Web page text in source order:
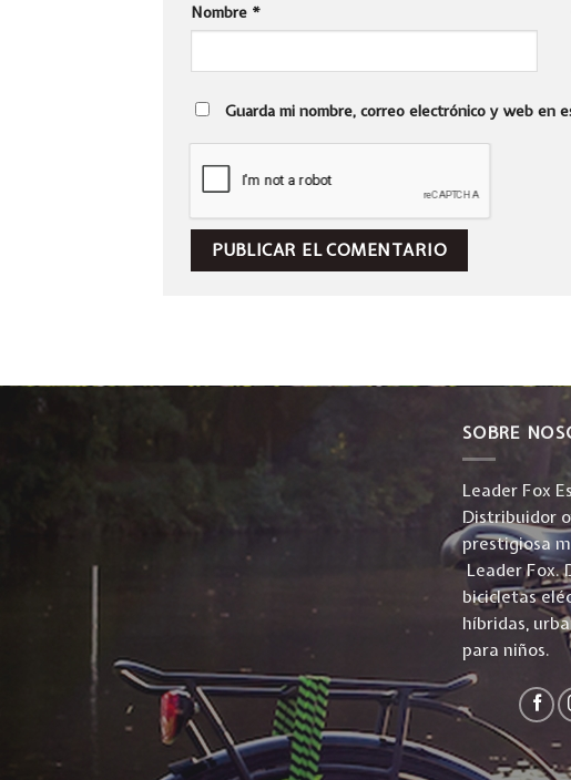
Nombre *
Guarda mi nombre, correo electrónico y web en
SOBRE
Leader Fox
Distribuidor
prestigiosa
Leader Fox.
bicicletas
híbridas,
para niños.